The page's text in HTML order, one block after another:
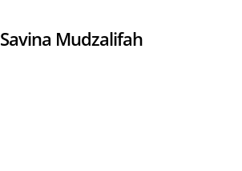
Savina Mudzalifah